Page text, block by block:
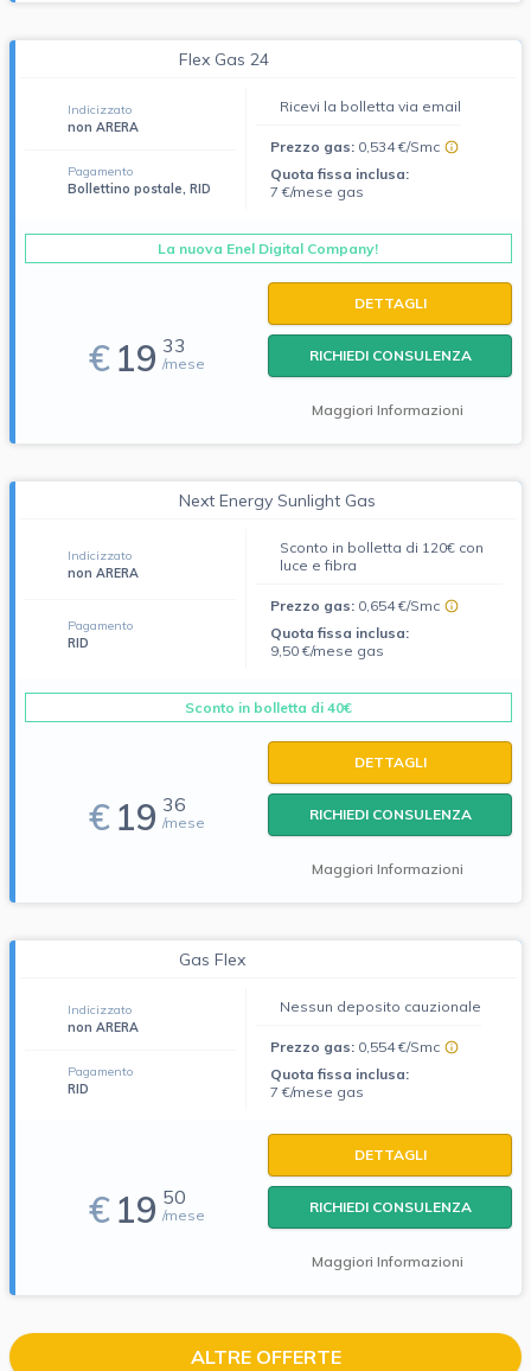
Flex Gas 24
Indicizzato
non ARERA
Pagamento
Bollettino postale, RID
Ricevi la bolletta via email
Prezzo gas: 0,534 €/Smc
Quota fissa inclusa:
7 €/mese gas
La nuova Enel Digital Company!
€19 33
/mese
DETTAGLI
RICHIEDI CONSULENZA
Maggiori Informazioni
Next Energy Sunlight Gas
Indicizzato
non ARERA
Pagamento
RID
Sconto in bolletta di 120€ con
luce e fibra
Prezzo gas: 0,654 €/Smc
Quota fissa inclusa:
9,50 €/mese gas
Sconto in bolletta di 40€
€19 36
/mese
DETTAGLI
RICHIEDI CONSULENZA
Maggiori Informazioni
Gas Flex
Indicizzato
non ARERA
Pagamento
RID
Nessun deposito cauzionale
Prezzo gas: 0,554 €/Smc
Quota fissa inclusa:
7 €/mese gas
€19 50
/mese
DETTAGLI
RICHIEDI CONSULENZA
Maggiori Informazioni
ALTRE OFFERTE